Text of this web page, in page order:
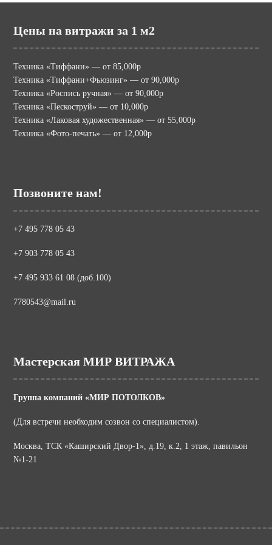
Цены на витражи за 1 м2
Техника «Тиффани» — от 85,000р
Техника «Тиффани+Фьюзинг» — от 90,000р
Техника «Роспись ручная» — от 90,000р
Техника «Пескоструй» — от 10,000р
Техника «Лаковая художественная» — от 55,000р
Техника «Фото-печать» — от 12,000р
Позвоните нам!
+7 495 778 05 43
+7 903 778 05 43
+7 495 933 61 08 (доб.100)
7780543@mail.ru
Мастерская МИР ВИТРАЖА
Группа компаний «МИР ПОТОЛКОВ»
(Для встречи необходим созвон со специалистом).
Москва, ТСК «Каширский Двор-1», д.19, к.2, 1 этаж, павильон
№1-21